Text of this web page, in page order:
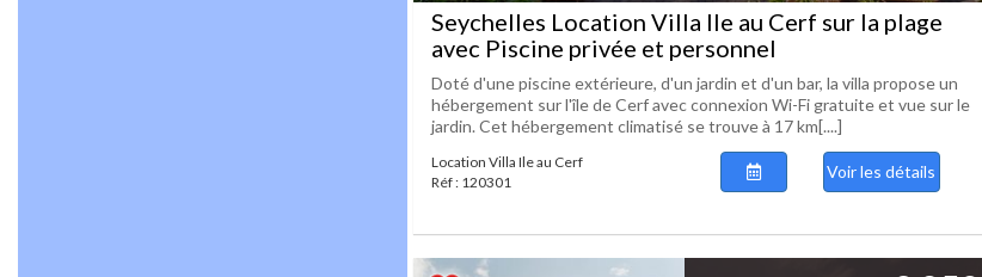
Seychelles Location Villa Ile au Cerf sur la plage
avec Piscine privée et personnel
Doté d'une piscine extérieure, d'un jardin et d'un bar, la villa propose un
hébergement sur l'île de Cerf avec connexion Wi-Fi gratuite et vue sur le
jardin. Cet hébergement climatisé se trouve à 17 km[....]
Location Villa Ile au Cerf
Réf : 120301
Voir les détails